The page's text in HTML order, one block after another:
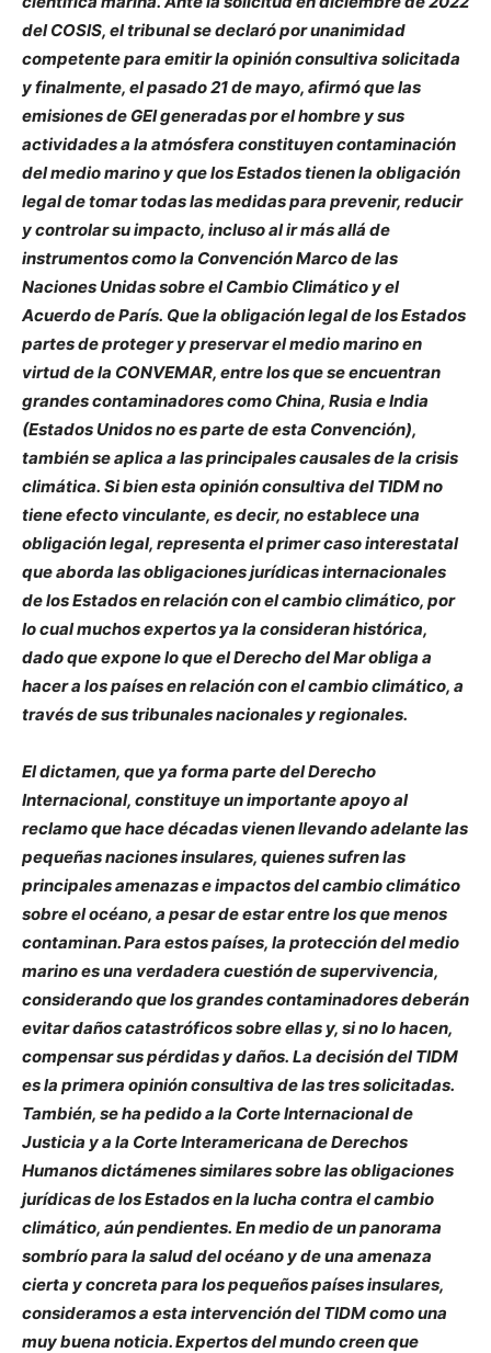
del COSIS, el tribunal se declaró por unanimidad
competente para emitir la opinión consultiva solicitada
y finalmente, el pasado 21 de mayo, afirmó que las
emisiones de GEI generadas por el hombre y sus
actividades a la atmósfera constituyen contaminación
del medio marino y que los Estados tienen la obligación
legal de tomar todas las medidas para prevenir, reducir
y controlar su impacto, incluso al ir más allá de
instrumentos como la Convención Marco de las
Naciones Unidas sobre el Cambio Climático y el
Acuerdo de París. Que la obligación legal de los Estados
partes de proteger y preservar el medio marino en
virtud de la CONVEMAR, entre los que se encuentran
grandes contaminadores como China, Rusia e India
(Estados Unidos no es parte de esta Convención),
también se aplica a las principales causales de la crisis
climática. Si bien esta opinión consultiva del TIDM no
tiene efecto vinculante, es decir, no establece una
obligación legal, representa el primer caso interestatal
que aborda las obligaciones jurídicas internacionales
de los Estados en relación con el cambio climático, por
lo cual muchos expertos ya la consideran histórica,
dado que expone lo que el Derecho del Mar obliga a
hacer a los países en relación con el cambio climático, a
través de sus tribunales nacionales y regionales.
El dictamen, que ya forma parte del Derecho
Internacional, constituye un importante apoyo al
reclamo que hace décadas vienen llevando adelante las
pequeñas naciones insulares, quienes sufren las
principales amenazas e impactos del cambio climático
sobre el océano, a pesar de estar entre los que menos
contaminan. Para estos países, la protección del medio
marino es una verdadera cuestión de supervivencia,
considerando que los grandes contaminadores deberán
evitar daños catastróficos sobre ellas y, si no lo hacen,
compensar sus pérdidas y daños. La decisión del TIDM
es la primera opinión consultiva de las tres solicitadas.
También, se ha pedido a la Corte Internacional de
Justicia y a la Corte Interamericana de Derechos
Humanos dictámenes similares sobre las obligaciones
jurídicas de los Estados en la lucha contra el cambio
climático, aún pendientes. En medio de un panorama
sombrío para la salud del océano y de una amenaza
cierta y concreta para los pequeños países insulares,
consideramos a esta intervención del TIDM como una
muy buena noticia. Expertos del mundo creen que